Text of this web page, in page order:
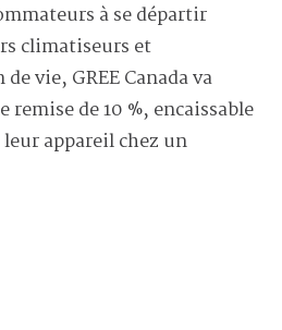
à se départir
climatiseurs et
vie, GREE Canada va
de 10 %, encaissable
appareil chez un